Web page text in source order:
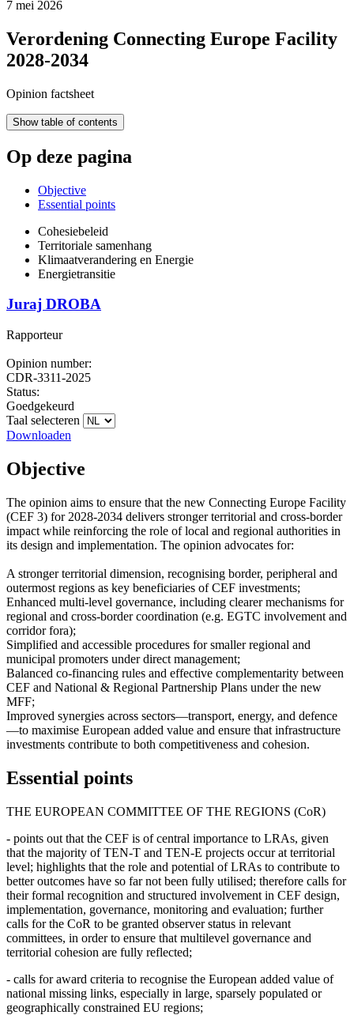
7 mei 2026
Verordening Connecting Europe Facility
2028-2034
Opinion factsheet
Show table of contents
Op deze pagina
Objective
Essential points
Cohesiebeleid
Territoriale samenhang
Klimaatverandering en Energie
Energietransitie
Juraj DROBA
Rapporteur
Opinion number:
CDR-3311-2025
Status:
Goedgekeurd
Taal selecteren
Downloaden
Objective
The opinion aims to ensure that the new Connecting Europe Facility
(CEF 3) for 2028-2034 delivers stronger territorial and cross-border
impact while reinforcing the role of local and regional authorities in
its design and implementation. The opinion advocates for:
A stronger territorial dimension, recognising border, peripheral and
outermost regions as key beneficiaries of CEF investments;
Enhanced multi-level governance, including clearer mechanisms for
regional and cross-border coordination (e.g. EGTC involvement and
corridor fora);
Simplified and accessible procedures for smaller regional and
municipal promoters under direct management;
Balanced co-financing rules and effective complementarity between
CEF and National & Regional Partnership Plans under the new
MFF;
Improved synergies across sectors—transport, energy, and defence
—to maximise European added value and ensure that infrastructure
investments contribute to both competitiveness and cohesion.
Essential points
THE EUROPEAN COMMITTEE OF THE REGIONS (CoR)
- points out that the CEF is of central importance to LRAs, given
that the majority of TEN-T and TEN-E projects occur at territorial
level; highlights that the role and potential of LRAs to contribute to
better outcomes have so far not been fully utilised; therefore calls for
their formal recognition and structured involvement in CEF design,
implementation, governance, monitoring and evaluation; further
calls for the CoR to be granted observer status in relevant
committees, in order to ensure that multilevel governance and
territorial cohesion are fully reflected;
- calls for award criteria to recognise the European added value of
national missing links, especially in large, sparsely populated or
geographically constrained EU regions;